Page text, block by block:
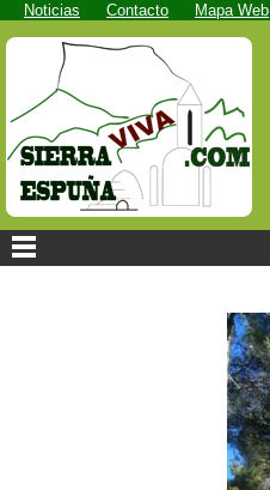
Noticias Contacto Mapa Web